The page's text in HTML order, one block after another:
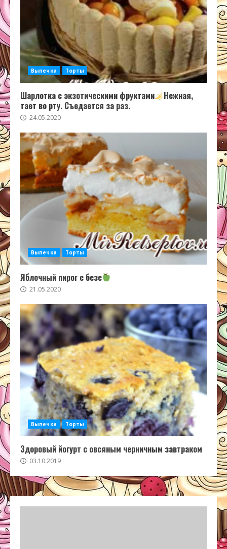
Выпечка Торты
Шарлотка с экзотическими фруктами
Нежная,
тает во рту. Съедается за раз.
24.05.2020
Выпечка Торты
Яблочный пирог с безе
21.05.2020
Выпечка Торты
Здоровый йогурт с овсяным черничным завтраком
03.10.2019